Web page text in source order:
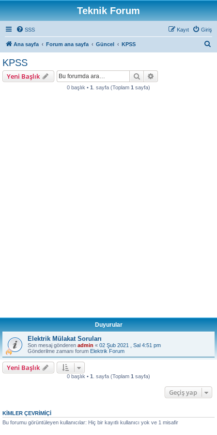
Teknik Forum
SSS Giriş
Kayıt
Ana sayfa Forum ana sayfa Güncel KPSS
KPSS
Yeni Başlık Ara
0 başlık • 1 . sayfa (Toplam 1 sayfa)
Duyurular
Elektrik Mülakat Soruları
Son mesaj gönderen admin « 02 Şub 2021 , Sal 4:51 pm
Gönderilme zamanı forum Elektrik Forum
Yeni Başlık
0 başlık • 1 . sayfa (Toplam 1 sayfa)
Geçiş yap
KIMLER ÇEVRIMIÇI
Bu forumu görüntüleyen kullanıcılar: Hiç bir kayıtlı kullanıcı yok ve 1 misafir